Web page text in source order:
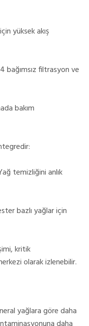
yüksek akış
bağımsız filtrasyon ve
bakım
temizliğini anlık
bazlı yağlar için
kritik
olarak izlenebilir.
yağlara göre daha